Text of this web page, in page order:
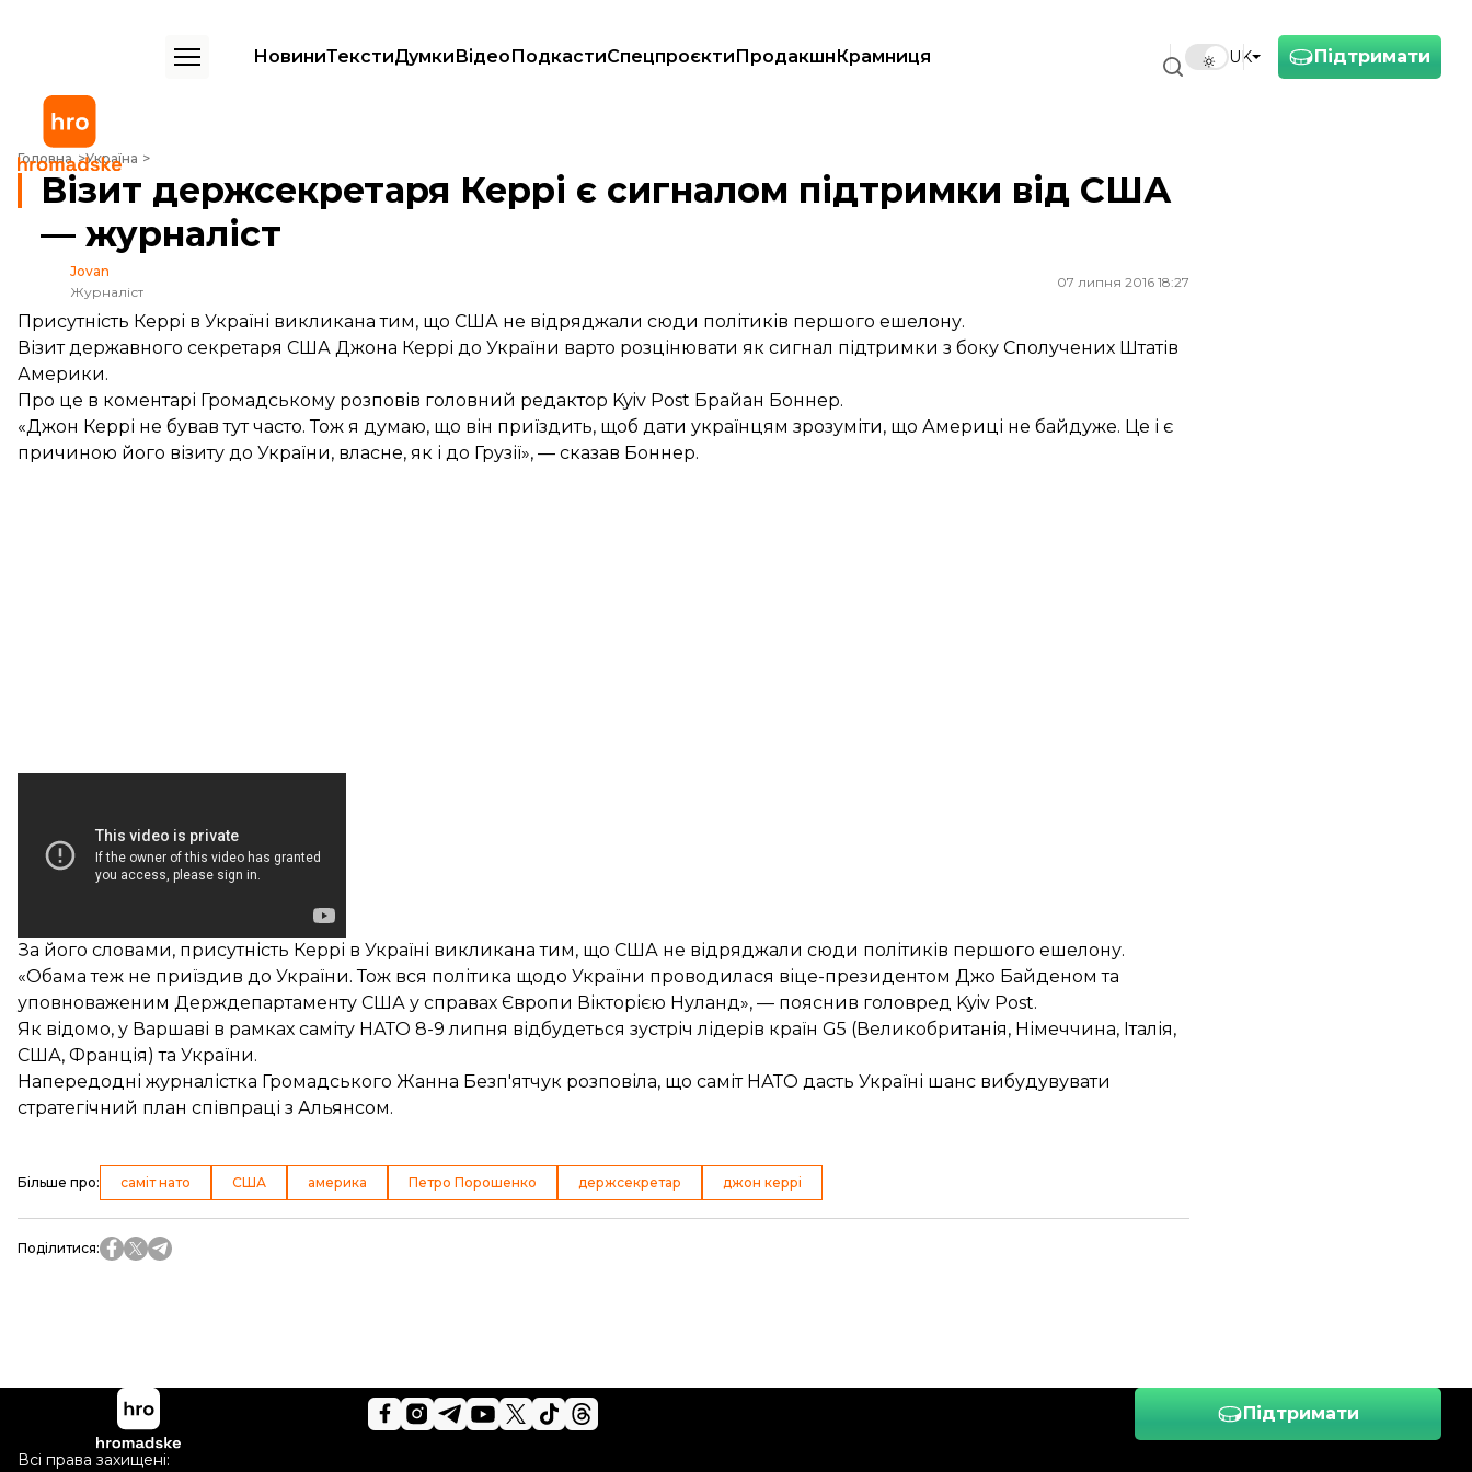
Підтримати
UK
НовиниТекстиДумкиВідеоПодкастиСпецпроєктиПродакшнКрамниця
Головна Україна
Візит держсекретаря Керрі є сигналом підтримки від США — журналіст
Візит держсекретаря Керрі є сигналом підтримки від США
— журналіст
Jovan
Журналіст
07 липня 2016 18:27
Присутність Керрі в Україні викликана тим, що США не відряджали сюди політиків першого ешелону.
Візит державного секретаря США Джона Керрі до України варто розцінювати як сигнал підтримки з боку Сполучених Штатів
Америки.
Про це в коментарі Громадському розповів головний редактор Kyiv Post Брайан Боннер.
«Джон Керрі не бував тут часто. Тож я думаю, що він приїздить, щоб дати українцям зрозуміти, що Америці не байдуже. Це і є
причиною його візиту до України, власне, як і до Грузії», — сказав Боннер.
За його словами, присутність Керрі в Україні викликана тим, що США не відряджали сюди політиків першого ешелону.
«Обама теж не приїздив до України. Тож вся політика щодо України проводилася віце-президентом Джо Байденом та
уповноваженим Держдепартаменту США у справах Європи Вікторією Нуланд», — пояснив головред Kyiv Post.
Як відомо, у Варшаві в рамках саміту НАТО 8-9 липня відбудеться зустріч лідерів країн G5 (Великобританія, Німеччина, Італія,
США, Франція) та України.
Напередодні журналістка Громадського Жанна Безп'ятчук розповіла, що саміт НАТО дасть Україні шанс вибудувувати
стратегічний план співпраці з Альянсом.
Більше про: саміт нато США америка Петро Порошенко держсекретар джон керрі
Поділитися:
Підтримати
Всі права захищені: